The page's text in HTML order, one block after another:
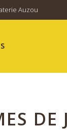
Auzou
DE